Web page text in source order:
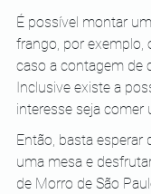
É possível montar
frango, por
caso a contagem de
Inclusive existe a
interesse seja comer
Então, basta esperar
uma mesa e
de Morro de São